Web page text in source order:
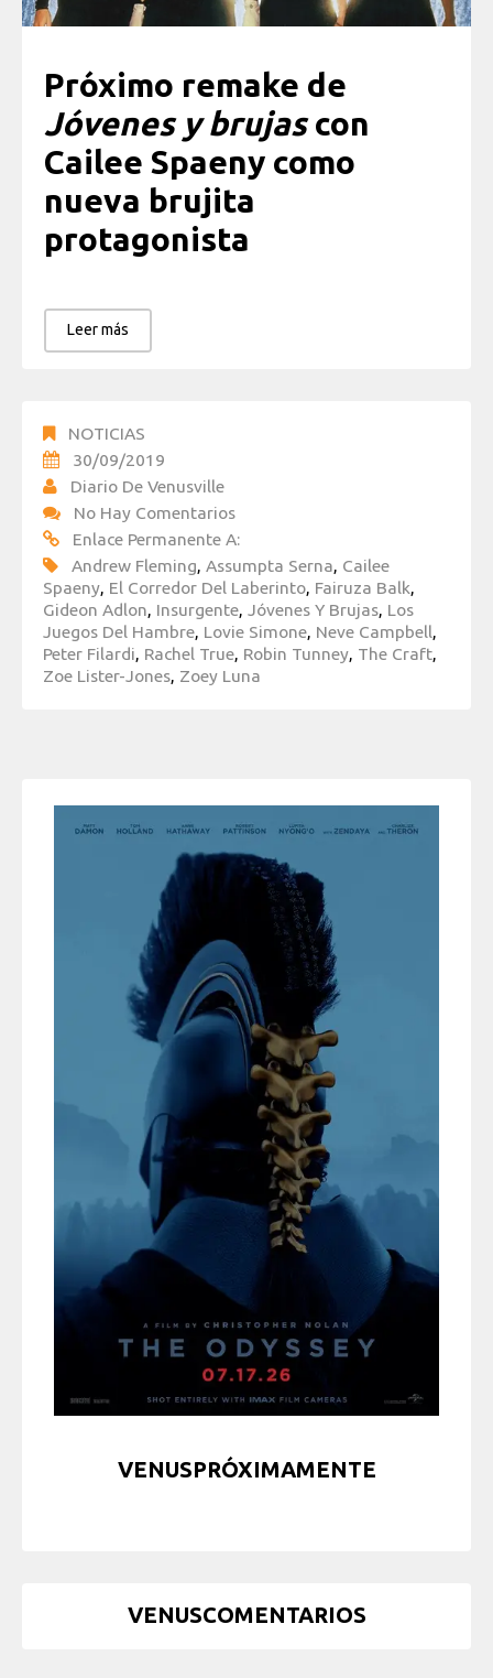
Próximo remake de
Jóvenes y brujascon
Cailee Spaeny como
nueva brujita
protagonista
Leer más
NOTICIAS
30/09/2019
Diario De Venusville
No Hay Comentarios
Enlace Permanente A:
Andrew Fleming, Assumpta Serna, Cailee
Spaeny, El Corredor Del Laberinto, Fairuza Balk,
Gideon Adlon, Insurgente, Jóvenes Y Brujas, Los
Juegos Del Hambre, Lovie Simone, Neve Campbell,
Peter Filardi, Rachel True, Robin Tunney, The Craft,
Zoe Lister-Jones, Zoey Luna
VENUSPRÓXIMAMENTE
VENUSCOMENTARIOS